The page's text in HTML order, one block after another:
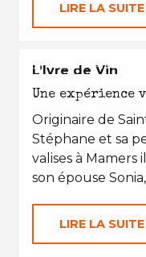
LIRE LA SUITE
EN TOUTES SAISONS
L’Ivre de Vin
Une expérience
Originaire de
Stéphane et sa
valises à Mamers
son épouse
LIRE LA SUITE